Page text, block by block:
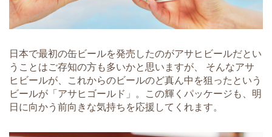
日本で最初の缶ビールを発売したのがアサヒビールだとい
うことはご存知の方も多いかと思いますが、 そんなアサ
ヒビールが、これからのビールのど真ん中を狙ったという
ビールが「アサヒゴールド」。この輝くパッケージも、明
日に向かう前向きな気持ちを応援してくれます。